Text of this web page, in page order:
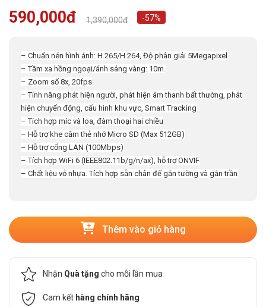
590,000đ 1,390,000đ -57%
– Chuẩn nén hình ảnh: H.265/H.264, Độ phân giải 5Megapixel
– Tầm xa hồng ngoại/ánh sáng vàng: 10m.
– Zoom số 8x, 20fps
– Tính năng phát hiện người, phát hiện âm thanh bất thường, phát
hiện chuyển động, cấu hình khu vực, Smart Tracking
– Tích hợp míc và loa, đàm thoại hai chiều
– Hỗ trợ khe cắm thẻ nhớ Micro SD (Max 512GB)
– Hỗ trợ cổng LAN (100Mbps)
– Tích hợp WiFi 6 (IEEE802.11b/g/n/ax), hỗ trợ ONVIF
– Chất liệu vỏ nhựa. Tích hợp sẵn chân đế gắn tường và gắn trần
Thêm vào giỏ hàng
Nhận Quà tặng cho mỗi lần mua
Cam kết hàng chính hãng